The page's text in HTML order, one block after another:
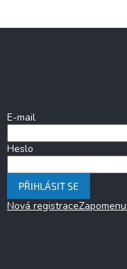
E-mail
Heslo
PŘIHLÁSIT SE
Nová registrace